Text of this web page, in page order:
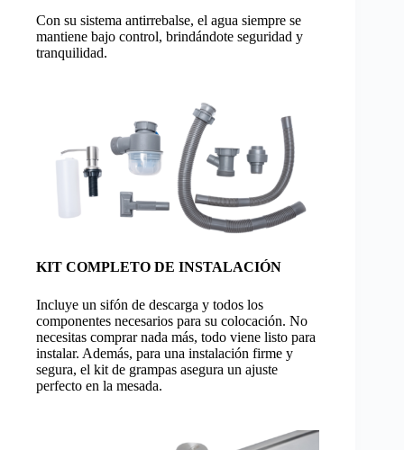
Con su sistema antirrebalse, el agua siempre se
mantiene bajo control, brindándote seguridad y
tranquilidad.
KIT COMPLETO DE INSTALACIÓN
Incluye un sifón de descarga y todos los
componentes necesarios para su colocación. No
necesitas comprar nada más, todo viene listo para
instalar. Además, para una instalación firme y
segura, el kit de grampas asegura un ajuste
perfecto en la mesada.